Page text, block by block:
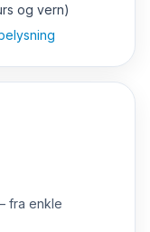
og vern)
fra enkle